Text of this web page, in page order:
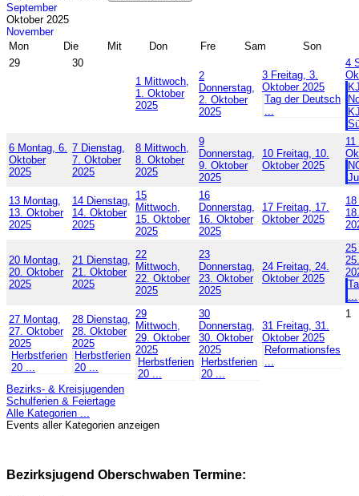
September
Oktober 2025
November
Mon
Die Mit Don Fre Sam
Son
29
30
1 Mittwoch,
1. Oktober
2025
2
Donnerstag,
2. Oktober
2025
3 Freitag, 3.
Oktober 2025
Tag der Deutsch
4
6 Montag, 6.
Oktober
2025
7 Dienstag,
7. Oktober
2025
8 Mittwoch,
8. Oktober
2025
9
Donnerstag,
9. Oktober
2025
10 Freitag, 10.
Oktober 2025
11
13 Montag,
13. Oktober
2025
14 Dienstag,
14. Oktober
2025
15
Mittwoch,
15. Oktober
2025
16
Donnerstag,
16. Oktober
2025
17 Freitag, 17.
Oktober 2025
18
20 Montag,
20. Oktober
2025
21 Dienstag,
21. Oktober
2025
22
Mittwoch,
22. Oktober
2025
23
Donnerstag,
23. Oktober
2025
24 Freitag, 24.
Oktober 2025
25
27 Montag,
27. Oktober
2025
Herbstferien
20 ...
28 Dienstag,
28. Oktober
2025
Herbstferien
20 ...
29
Mittwoch,
29. Oktober
2025
Herbstferien
20 ...
30
Donnerstag,
30. Oktober
2025
Herbstferien
20 ...
31 Freitag, 31.
Oktober 2025
Reformationsfes
1
Bezirks- & Kreisjugenden
Schulferien & Feiertage
Alle Kategorien ...
Events aller Kategorien anzeigen
Bezirksjugend Oberschwaben Termine: